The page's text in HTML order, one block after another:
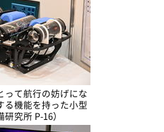
って航行の妨げにな
る機能を持った小型
究所 P-16）